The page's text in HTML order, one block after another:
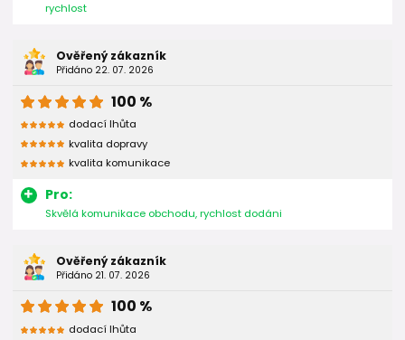
rychlost
Ověřený zákazník
Přidáno 22. 07. 2026
Pro:
Skvělá komunikace obchodu, rychlost dodáni
100 %
dodací lhůta
kvalita dopravy
kvalita komunikace
Ověřený zákazník
Přidáno 21. 07. 2026
100 %
dodací lhůta